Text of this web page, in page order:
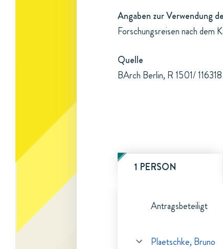
Angaben zur Verwendung
Forschungsreisen nach dem
Quelle
BArch Berlin, R 1501/ 116318
1 PERSON
Antragsbeteiligt
Plaetschke, Bruno